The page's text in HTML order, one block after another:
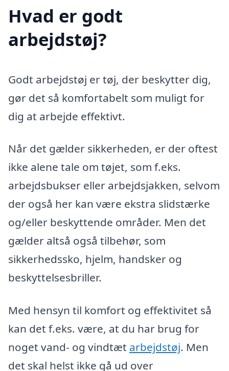
Hvad er godt
arbejdstøj?
Godt arbejdstøj er tøj, der beskytter dig,
gør det så komfortabelt som muligt for
dig at arbejde effektivt.
Når det gælder sikkerheden, er der oftest
ikke alene tale om tøjet, som f.eks.
arbejdsbukser eller arbejdsjakken, selvom
der også her kan være ekstra slidstærke
og/eller beskyttende områder. Men det
gælder altså også tilbehør, som
sikkerhedssko, hjelm, handsker og
beskyttelsesbriller.
Med hensyn til komfort og effektivitet så
kan det f.eks. være, at du har brug for
noget vand- og vindtæt arbejdstøj. Men
det skal helst ikke gå ud over